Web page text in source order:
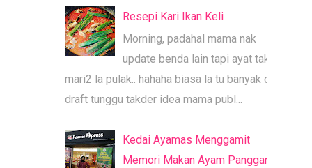
Resepi Kari Ikan Keli
Morning, padahal mama nak
update benda lain tapi ayat tak
mari2 la pulak.. hahaha biasa la tu banyak dah
draft tunggu takder idea mama publ...
Kedai Ayamas Menggamit
Memori Makan Ayam Panggang